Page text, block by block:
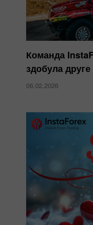
Команда
здобула
06.02.2026